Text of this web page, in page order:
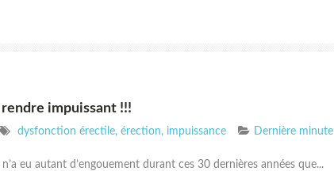
impuissant !!!
dysfonction érectile, érection, impuissance Dernière minute
eu autant d’engouement durant ces 30 dernières années que...